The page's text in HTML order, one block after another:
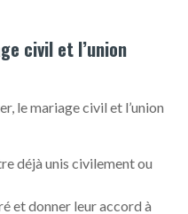
civil et l’union
le mariage civil et l’union
déjà unis civilement ou
et donner leur accord à